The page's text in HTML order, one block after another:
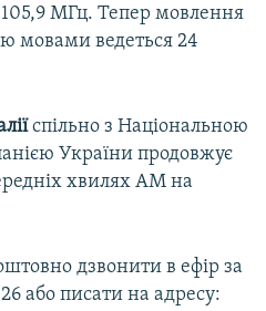
105,9 МГц. Тепер мовлення
мовами ведеться 24
спільно з Національною
України продовжує
хвилях АМ на
дзвонити в ефір за
або писати на адресу: